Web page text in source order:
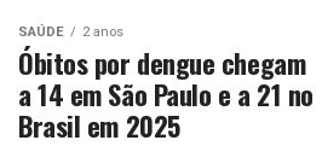
SAÚDE 2 anos
Óbitos por dengue chegam
a 14 em São Paulo e a 21 no
Brasil em 2025